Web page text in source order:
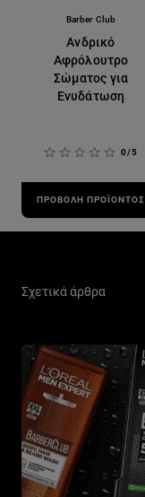
Barber Club
Ανδρικό
Αφρόλουτρο
Σώματος για
Ενυδάτωση
0/5
ΠΡΟΒΟΛΉ ΠΡΟΪΌΝΤΟΣ
Σχετικά άρθρα